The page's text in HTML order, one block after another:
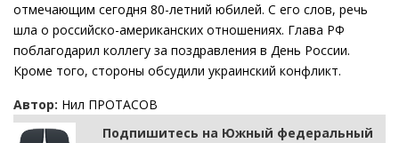
отмечающим сегодня 80-летний юбилей. С его слов, речь
шла о российско-американских отношениях. Глава РФ
поблагодарил коллегу за поздравления в День России.
Кроме того, стороны обсудили украинский конфликт.
Автор: Нил ПРОТАСОВ
Подпишитесь на Южный федеральный